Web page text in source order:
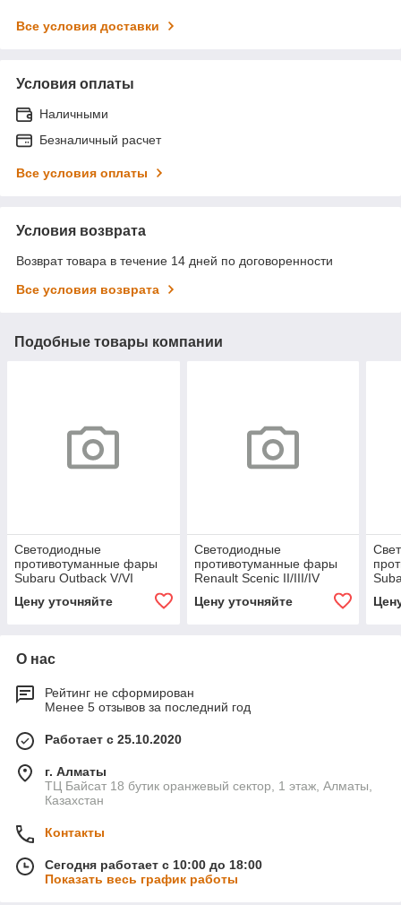
Все условия доставки
Условия оплаты
Наличными
Безналичный расчет
Все условия оплаты
Условия возврата
Возврат товара в течение 14 дней по договоренности
Все условия возврата
Подобные товары компании
Светодиодные
противотуманные фары
Subaru Outback V/VI
Premium F4
Цену уточняйте
Светодиодные
противотуманные фары
Renault Scenic II/III/IV
Premium F4
Цену уточняйте
О нас
Рейтинг не сформирован
Менее 5 отзывов за последний год
Работает с 25.10.2020
г. Алматы
ТЦ Байсат 18 бутик оранжевый сектор, 1 этаж, Алматы,
Казахстан
Контакты
Сегодня работает с 10:00 до 18:00
Показать весь график работы